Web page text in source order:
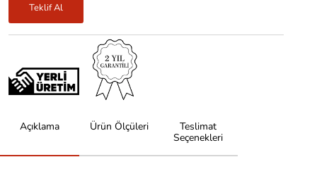
Teklif Al
Açıklama Ürün Ölçüleri
Teslimat
Seçenekleri